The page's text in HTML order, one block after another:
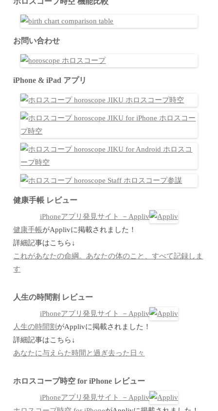
お問い合わせ
iPhone & iPad アプリ
健康手帳 レビュー
iPhoneアプリ発見サイト －Appliv
健康手帳がApplivに掲載されました！
詳細記事はこちら↓
これがあなたの命綱。あなたの体のこと、すべて記録しま
す
人生の時間割 レビュー
iPhoneアプリ発見サイト －Appliv
人生の時間割 がApplivに掲載されました！
詳細記事はこちら↓
あなたに与えらた時間と過ぎ去った日々
ホロスコープ時空 for iPhone レビュー
iPhoneアプリ発見サイト －Appliv